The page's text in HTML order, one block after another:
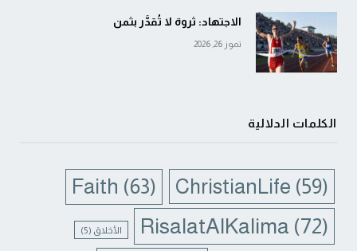
الاجتهاد: ثروة لا تُقدَّر بثمن
تموز 26, 2026
الكلمات الدلالية
ChristianLife (59)
Faith (63)
RisalatAlKalima (72) الأخلاق (5)